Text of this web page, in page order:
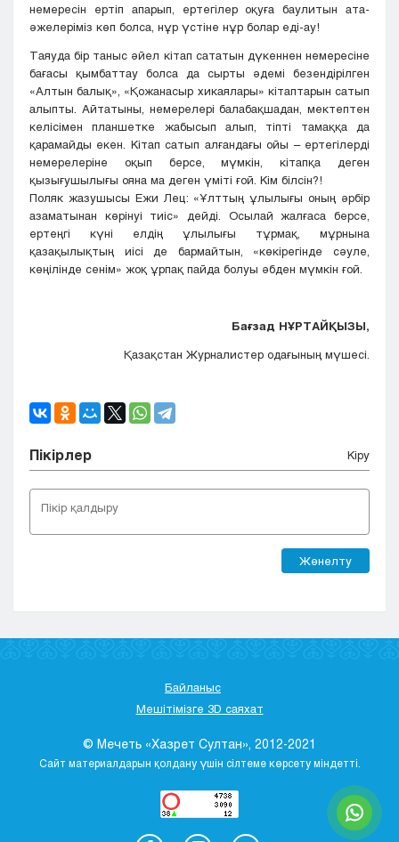
немересін ертіп апарып, ертегілер оқуға баулитын ата-
әжелеріміз көп болса, нұр үстіне нұр болар еді-ау!
Таяуда бір таныс әйел кітап сататын дүкеннен немересіне
бағасы қымбаттау болса да сырты әдемі безендірілген
«Алтын балық», «Қожанасыр хикаялары» кітаптарын сатып
алыпты. Айтатыны, немерелері балабақшадан, мектептен
келісімен планшетке жабысып алып, тіпті тамаққа да
қарамайды екен. Кітап сатып алғандағы ойы – ертегілерді
немерелеріне оқып берсе, мүмкін, кітапқа деген
қызығушылығы ояна ма деген үміті ғой. Кім білсін?!
Поляк жазушысы Ежи Лец: «Ұлттың ұлылығы оның әрбір
азаматынан көрінуі тиіс» дейді. Осылай жалғаса берсе,
ертеңгі күні елдің ұлылығы тұрмақ, мұрнына
қазақылықтың иісі де бармайтын, «көкірегінде сәуле,
көңілінде сенім» жоқ ұрпақ пайда болуы әбден мүмкін ғой.
Бағзад НҰРТАЙҚЫЗЫ,
Қазақстан Журналистер одағының мүшесі.
Пікірлер Кіру
Жөнелту
Байланыс
Мешітімізге 3D саяхат
© Мечеть «Хазрет Султан», 2012-2021
Сайт материалдарын қолдану үшін сілтеме көрсету міндетті.